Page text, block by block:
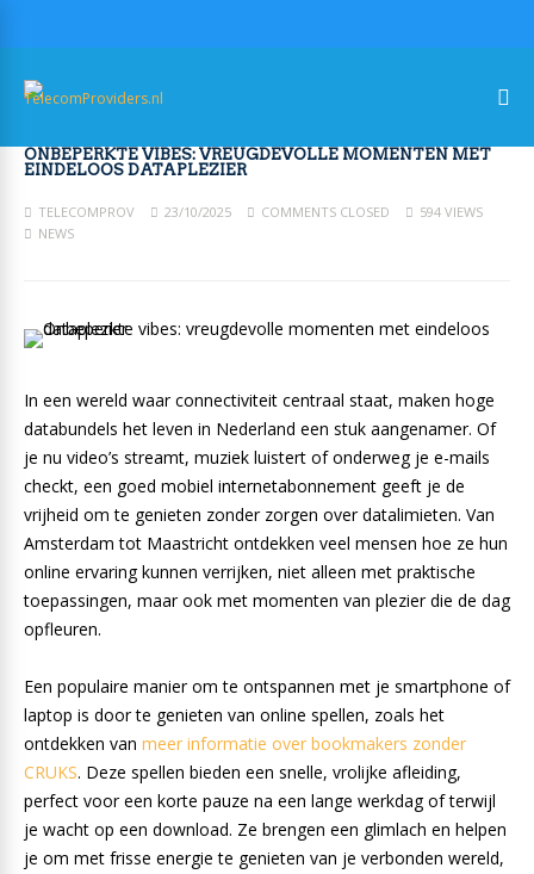
ONBEPERKTE VIBES: VREUGDEVOLLE MOMENTEN MET
EINDELOOS DATAPLEZIER
TELECOMPROV 23/10/2025 COMMENTS CLOSED
594 VIEWS
NEWS
In een wereld waar connectiviteit centraal staat, maken hoge
databundels het leven in Nederland een stuk aangenamer. Of
je nu video’s streamt, muziek luistert of onderweg je e-mails
checkt, een goed mobiel internetabonnement geeft je de
vrijheid om te genieten zonder zorgen over datalimieten. Van
Amsterdam tot Maastricht ontdekken veel mensen hoe ze hun
online ervaring kunnen verrijken, niet alleen met praktische
toepassingen, maar ook met momenten van plezier die de dag
opfleuren.
Een populaire manier om te ontspannen met je smartphone of
laptop is door te genieten van online spellen, zoals het
ontdekken van meer informatie over bookmakers zonder
CRUKS. Deze spellen bieden een snelle, vrolijke afleiding,
perfect voor een korte pauze na een lange werkdag of terwijl
je wacht op een download. Ze brengen een glimlach en helpen
je om met frisse energie te genieten van je verbonden wereld,